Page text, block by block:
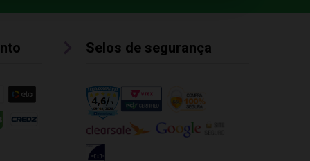
Selos de segurança